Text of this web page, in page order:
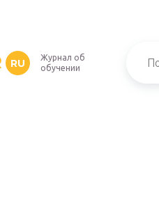
RU
Журнал об
обучении